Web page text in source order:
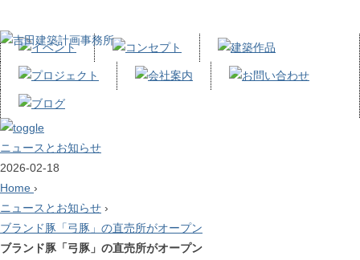
ニュースとお知らせ
2026-02-18
Home ›
ニュースとお知らせ ›
ブランド豚「弓豚」の直売所がオープン
ブランド豚「弓豚」の直売所がオープン